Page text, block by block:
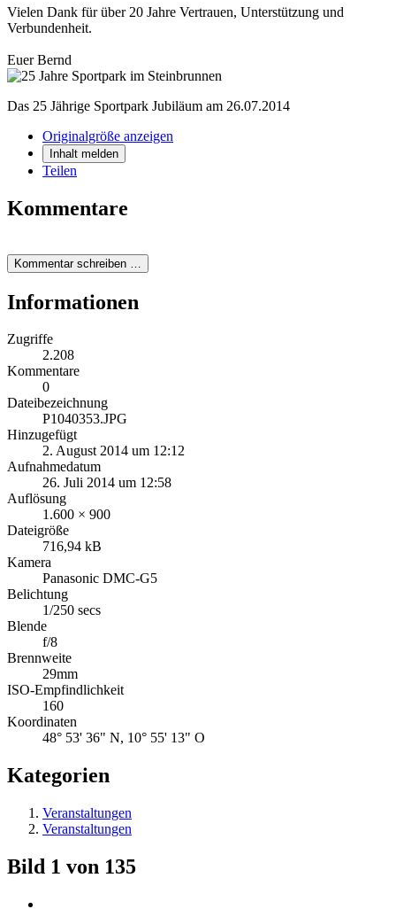
Vielen Dank für über 20 Jahre Vertrauen, Unterstützung und
Verbundenheit.
Euer Bernd
Das 25 Jährige Sportpark Jubiläum am 26.07.2014
Originalgröße anzeigen
Inhalt melden
Teilen
Kommentare
Kommentar schreiben …
Informationen
Zugriffe
2.208
Kommentare
0
Dateibezeichnung
P1040353.JPG
Hinzugefügt
2. August 2014 um 12:12
Aufnahmedatum
26. Juli 2014 um 12:58
Auflösung
1.600 × 900
Dateigröße
716,94 kB
Kamera
Panasonic DMC-G5
Belichtung
1/250 secs
Blende
f/8
Brennweite
29mm
ISO-Empfindlichkeit
160
Koordinaten
48° 53' 36" N, 10° 55' 13" O
Kategorien
Veranstaltungen
Veranstaltungen
Bild 1 von 135